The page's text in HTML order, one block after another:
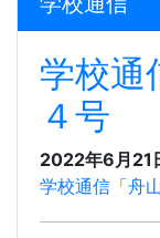
学校通
４号
2022年6月21
学校通信「舟